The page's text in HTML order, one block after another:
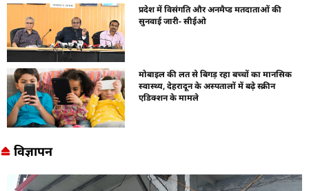
प्रदेश में विसंगति और अनमैप्ड मतदाताओं की
सुनवाई जारी- सीईओ
मोबाइल की लत से बिगड़ रहा बच्चों का मानसिक
स्वास्थ्य, देहरादून के अस्पतालों में बढ़े स्क्रीन
एडिक्शन के मामले
विज्ञापन